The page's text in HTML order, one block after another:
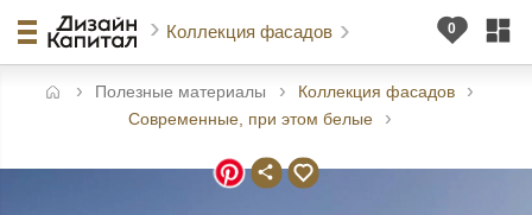
Коллекция фасадов
Полезные материалы
Коллекция фасадов
Современные, при этом белые